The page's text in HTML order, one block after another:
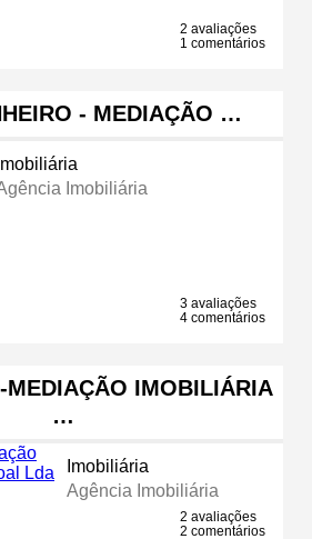
2 avaliações
1 comentários
- MEDIAÇÃO …
Imobiliária
Imobiliária
3 avaliações
4 comentários
MEDIAÇÃO IMOBILIÁRIA
…
Imobiliária
Agência Imobiliária
2 avaliações
2 comentários